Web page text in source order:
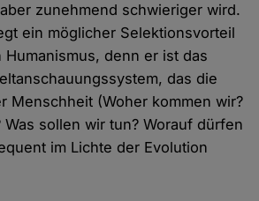
zunehmend schwieriger wird.
ein möglicher Selektionsvorteil
denn er ist das
das die
Menschheit (Woher kommen wir?
sollen wir tun? Worauf dürfen
im Lichte der Evolution